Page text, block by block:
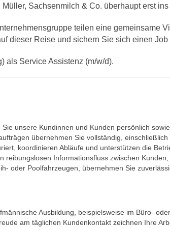
Sachsenmilch & Co. überhaupt erst
teilen eine gemeinsame
dieser Reise und sichern Sie sich einen
als Service Assistenz (m/w/d).
unsere Kundinnen und Kunden persönlich
übernehmen Sie vollständig,
koordinieren Abläufe und unterstützen die
reibungslosen Informationsfluss zwischen
oder Poolfahrzeugen, übernehmen Sie
Ausbildung, beispielsweise im Büro‑
am täglichen Kundenkontakt zeichnen Ihre